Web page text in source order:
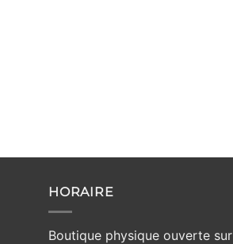
HORAIRE
Boutique physique ouverte sur